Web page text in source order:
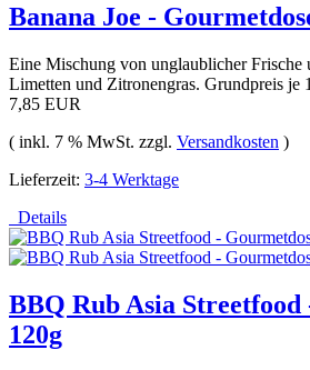
Banana Joe -
Eine Mischung von unglaublicher Frische
Limetten und Zitronengras. Grundpreis je
7,85 EUR
( inkl. 7 % MwSt. zzgl. Versandkosten )
Lieferzeit: 3-4 Werktage
Details
BBQ Rub Asia Streetfood
120g